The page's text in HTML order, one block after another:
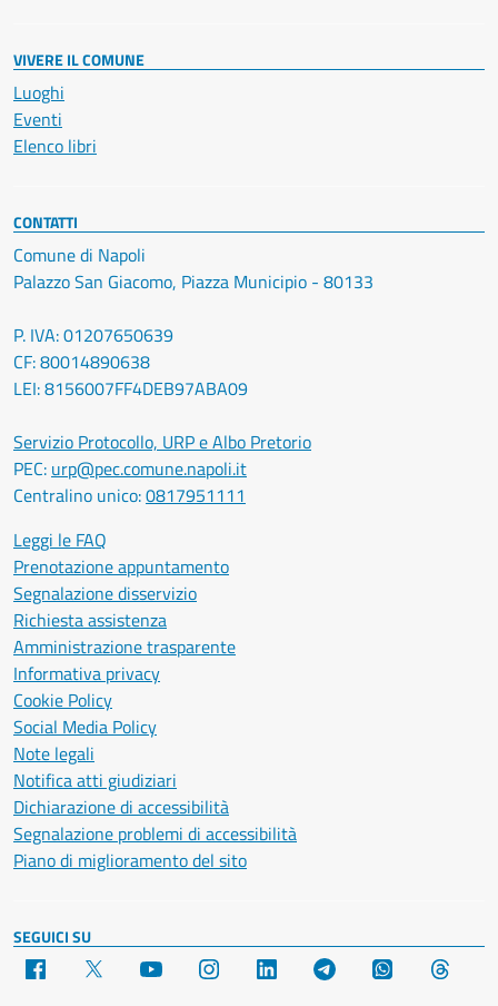
VIVERE IL COMUNE
Luoghi
Eventi
Elenco libri
CONTATTI
Comune di Napoli
Palazzo San Giacomo, Piazza Municipio - 80133
P. IVA: 01207650639
CF: 80014890638
LEI: 8156007FF4DEB97ABA09
Servizio Protocollo, URP e Albo Pretorio
PEC: urp@pec.comune.napoli.it
Centralino unico:0817951111
Leggi le FAQ
Prenotazione appuntamento
Segnalazione disservizio
Richiesta assistenza
Amministrazione trasparente
Informativa privacy
Cookie Policy
Social Media Policy
Note legali
Notifica atti giudiziari
Dichiarazione di accessibilità
Segnalazione problemi di accessibilità
Piano di miglioramento del sito
SEGUICI SU
Facebook YouTube Instagram LinkedIn Telegram WhatsApp